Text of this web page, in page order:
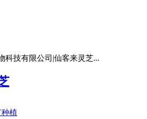
科技有限公司|仙客来灵芝...
植